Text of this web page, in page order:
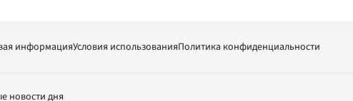
информацияУсловия использованияПолитика конфиденциальности
новости дня